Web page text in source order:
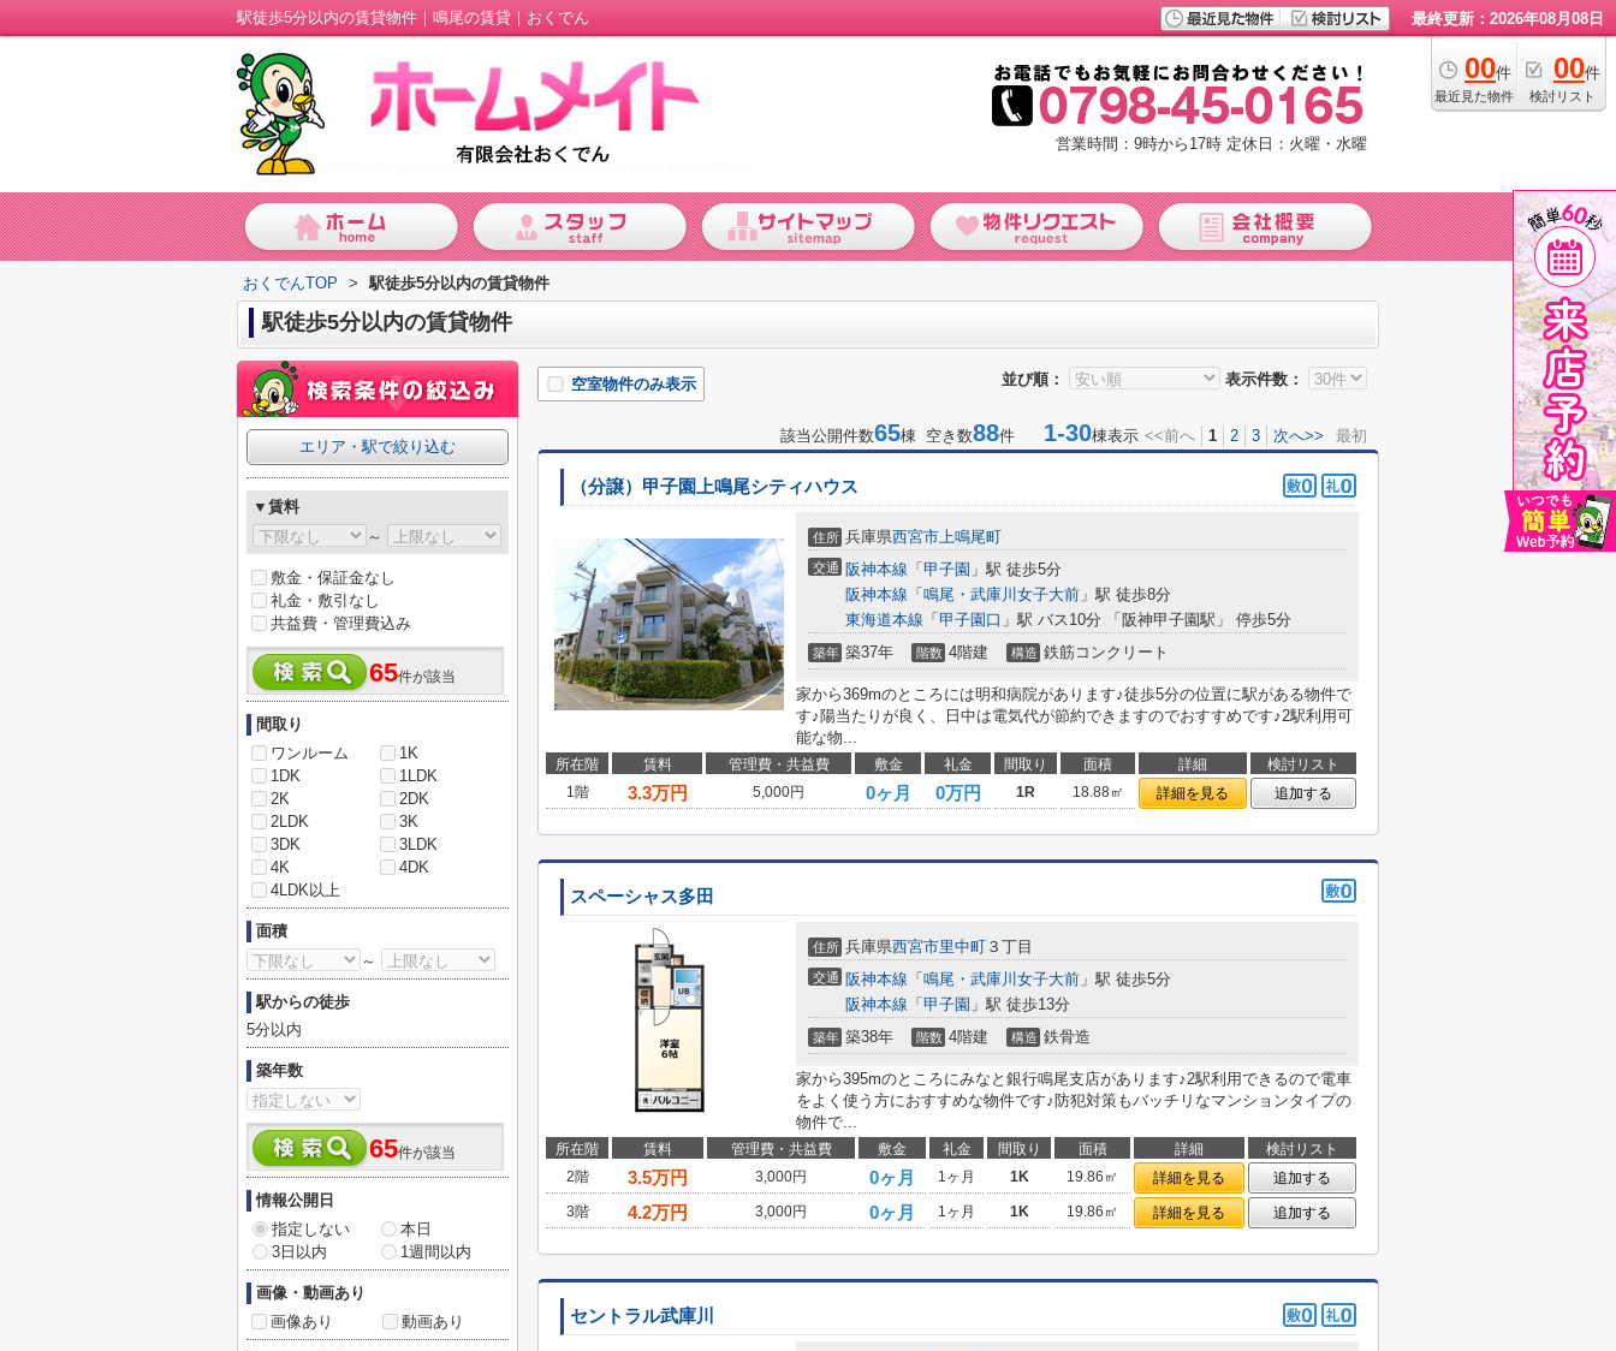
駅徒歩5分以内の賃貸物件｜鳴尾の賃貸｜おくでん 最終更新：2026年08月08日
00件
最近見た物件
00件
検討リスト
営業時間：9時から17時 定休日：火曜・水曜
おくでんTOP > 駅徒歩5分以内の賃貸物件
駅徒歩5分以内の賃貸物件
並び順： 表示件数：
空室物件のみ表示
該当公開件数65棟 空き数88件 1-30棟表示 <<前へ 1 2 3 次へ>> 最初
（分譲）甲子園上鳴尾シティハウス
住所 兵庫県西宮市上鳴尾町
交通 阪神本線 「 甲子園 」駅 徒歩5分
阪神本線 「 鳴尾・武庫川女子大前 」駅 徒歩8分
東海道本線 「 甲子園口 」駅 バス10分 「阪神甲子園駅」 停歩5分
築年 築37年 階数 4階建 構造 鉄筋コンクリート
家から369mのところには明和病院があります♪徒歩5分の位置に駅がある物件で
す♪陽当たりが良く、日中は電気代が節約できますのでおすすめです♪2駅利用可
能な物...
所在階 賃料 管理費・共益費 敷金 礼金 間取り 面積 詳細
検討リスト
1階
3.3万円 5,000円 0ヶ月 0万円 1R 18.88㎡ 詳細を見る 追加する
スペーシャス多田
住所 兵庫県西宮市里中町 ３丁目
交通 阪神本線 「 鳴尾・武庫川女子大前 」駅 徒歩5分
阪神本線 「 甲子園 」駅 徒歩13分
築年 築38年 階数 4階建 構造 鉄骨造
家から395mのところにみなと銀行鳴尾支店があります♪2駅利用できるので電車
をよく使う方におすすめな物件です♪防犯対策もバッチリなマンションタイプの
物件で...
所在階 賃料 管理費・共益費 敷金 礼金 間取り 面積 詳細
検討リスト
2階
3.5万円 3,000円 0ヶ月 1ヶ月 1K 19.86㎡ 詳細を見る
追加する
3階
4.2万円 3,000円 0ヶ月 1ヶ月 1K 19.86㎡ 詳細を見る 追加する
セントラル武庫川
エリア・駅で絞り込む
▼賃料
～
敷金・保証金なし
礼金・敷引なし
共益費・管理費込み
65件が該当
間取り
ワンルーム
1K
1DK
1LDK
2K
2DK
2LDK
3K
3DK
3LDK
4K
4DK
4LDK以上
面積
～
駅からの徒歩
5分以内
築年数
65件が該当
情報公開日
指定しない
本日
3日以内
1週間以内
画像・動画あり
画像あり
動画あり